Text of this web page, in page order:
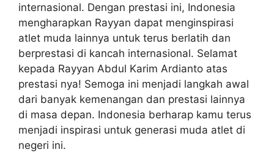
internasional. Dengan prestasi ini, Indonesia
mengharapkan Rayyan dapat menginspirasi
atlet muda lainnya untuk terus berlatih dan
berprestasi di kancah internasional. Selamat
kepada Rayyan Abdul Karim Ardianto atas
prestasi nya! Semoga ini menjadi langkah awal
dari banyak kemenangan dan prestasi lainnya
di masa depan. Indonesia berharap kamu terus
menjadi inspirasi untuk generasi muda atlet di
negeri ini.